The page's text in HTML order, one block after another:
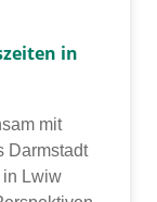
in
mit
Darmstadt
in Lwiw